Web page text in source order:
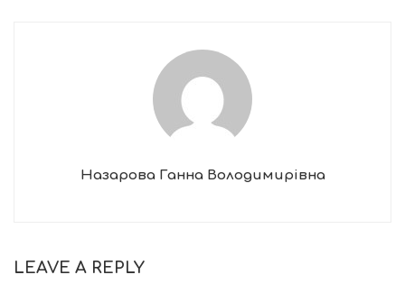
Назарова Ганна Володимирівна
LEAVE A REPLY